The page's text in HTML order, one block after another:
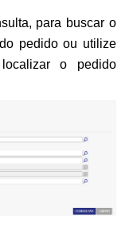
para buscar o
pedido ou utilize
o pedido